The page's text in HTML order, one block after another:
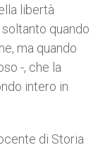
libertà
soltanto quando
ma quando
-, che la
intero in
di Storia